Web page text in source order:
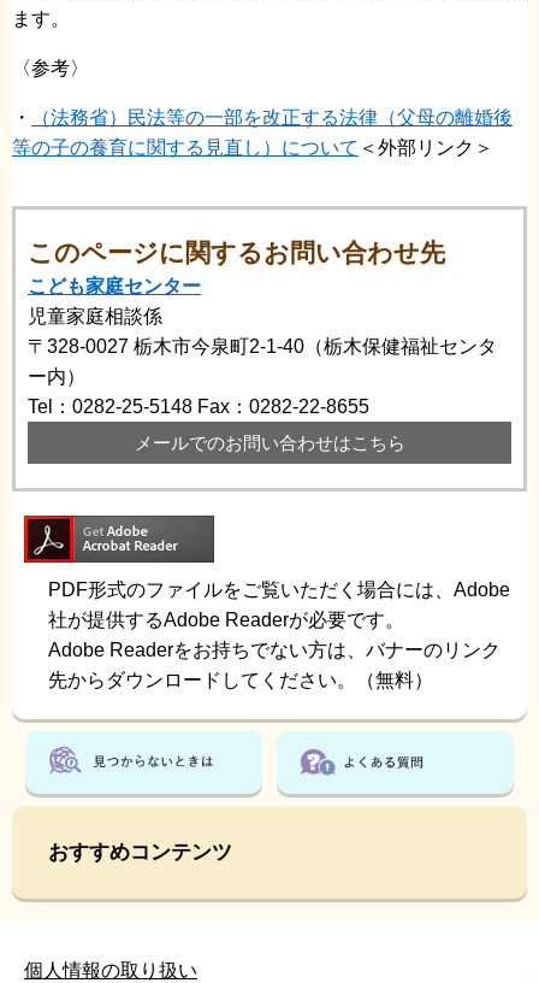
ます。
〈参考〉
・
（法務省）民法等の一部を改正する法律（父母の離婚後
等の子の養育に関する見直し）について ＜外部リンク＞
このページに関するお問い合わせ先
こども家庭センター
児童家庭相談係
〒328-0027 栃木市今泉町2-1-40（栃木保健福祉センタ
ー内）
Tel：0282-25-5148 Fax：0282-22-8655
メールでのお問い合わせはこちら
PDF形式のファイルをご覧いただく場合には、Adobe
社が提供するAdobe Readerが必要です。
Adobe Readerをお持ちでない方は、バナーのリンク
先からダウンロードしてください。（無料）
おすすめコンテンツ
個人情報の取り扱い